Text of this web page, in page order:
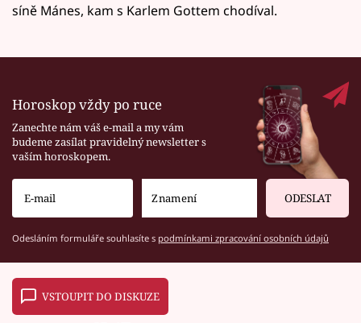
síně Mánes, kam s Karlem Gottem chodíval.
Horoskop vždy po ruce
Zanechte nám váš e-mail a my vám
budeme zasílat pravidelný newsletter s
vaším horoskopem.
ODESLAT
Odesláním formuláře souhlasíte s podmínkami zpracování osobních údajů
VSTOUPIT DO DISKUZE